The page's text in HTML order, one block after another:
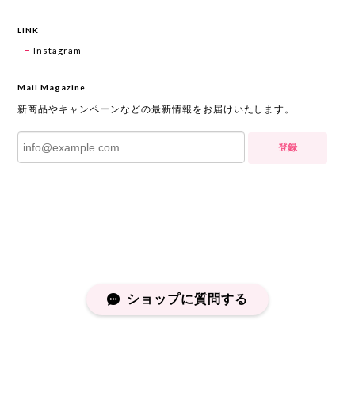
LINK
Instagram
Mail Magazine
新商品やキャンペーンなどの最新情報をお届けいたします。
登録
ショップに質問する